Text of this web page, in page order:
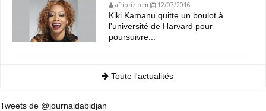
afripriz.com 12/07/2016
Kiki Kamanu quitte un boulot à
l'université de Harvard pour
poursuivre...
Toute l'actualités
Tweets de @journaldabidjan